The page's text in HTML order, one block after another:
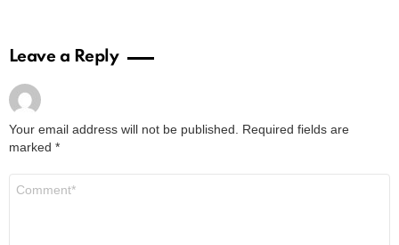
Leave a Reply
Your email address will not be published. Required fields are
marked *